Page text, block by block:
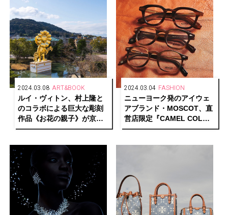
2024.03.08 ART&BOOK
ルイ・ヴィトン、村上隆と
のコラボによる巨大な彫刻
作品《お花の親子》が京都
市京セラ美術館の日本庭園
2024.03.04 FASHION
ニューヨーク発のアイウェ
アブランド・MOSCOT、直
営店限定『CAMEL COLOR
COLLECTION』を発売